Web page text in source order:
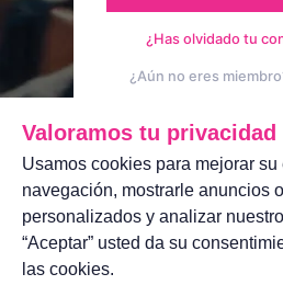
¿Has olvidado tu
¿Aún no eres
Valoramos tu privacidad
Usamos cookies para mejorar
navegación, mostrarle anuncios
personalizados y analizar
“Aceptar” usted da su
las cookies.